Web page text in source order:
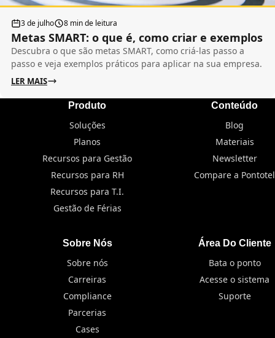
3 de julho 8 min de leitura
Metas SMART: o que é, como criar e exemplos
Descubra o que são metas SMART, como criá-las passo a
passo e veja exemplos práticos para aplicar na sua empresa.
LER MAIS
Produto
Soluções
Planos
Recursos para Gestão
Recursos para RH
Recursos para T.I.
Gestão de Férias
Conteúdo
Blog
Materiais
Newsletter
Compare a Pontotel
Sobre Nós
Sobre nós
Carreiras
Compliance
Parcerias
Cases
Área Do Cliente
Bata o ponto
Acesse o sistema
Suporte